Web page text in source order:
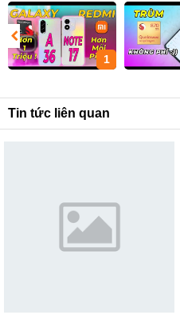
1
Tin tức liên quan